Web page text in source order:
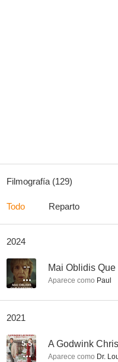
8.4
Filmografía (129)
Todo Reparto
2024
-- Mai Oblidis Que
Aparece como Paul
2021
5.5 A Godwink
Aparece como Dr.